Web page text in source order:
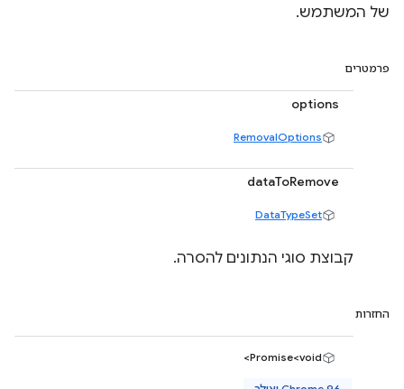
של המשתמש.
פרמטרים
options
RemovalOptions
dataToRemove
DataTypeSet
קבוצת סוגי הנתונים להסרה.
החזרות
Promise<void>